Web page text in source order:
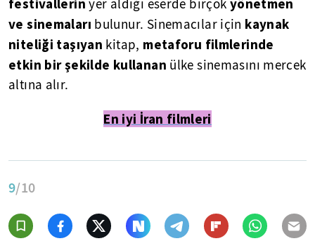
festivallerin yer aldığı eserde birçok yönetmen
ve sinemaları bulunur. Sinemacılar için kaynak
niteliği taşıyan kitap, metaforu filmlerinde
etkin bir şekilde kullanan ülke sinemasını mercek
altına alır.
En iyi İran filmleri
9/10